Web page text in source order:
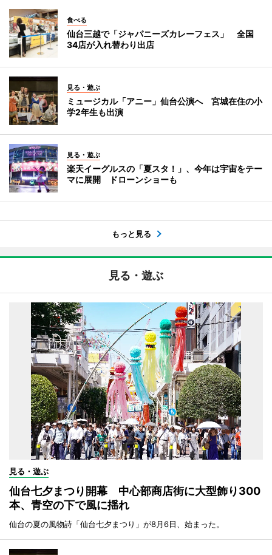
食べる
仙台三越で「ジャパニーズカレーフェス」 全国
34店が入れ替わり出店
見る・遊ぶ
ミュージカル「アニー」仙台公演へ 宮城在住の小
学2年生も出演
見る・遊ぶ
楽天イーグルスの「夏スタ！」、今年は宇宙をテー
マに展開 ドローンショーも
もっと見る
見る・遊ぶ
見る・遊ぶ
仙台七夕まつり開幕 中心部商店街に大型飾り300
本、青空の下で風に揺れ
仙台の夏の風物詩「仙台七夕まつり」が8月6日、始まった。